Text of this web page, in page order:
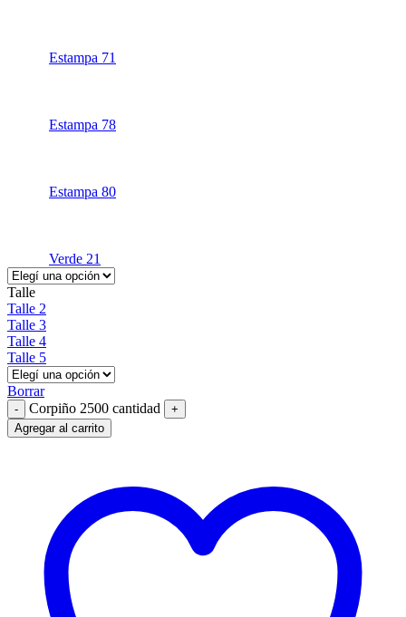
Estampa 71
Estampa 78
Estampa 80
Verde 21
Talle
Talle 2
Talle 3
Talle 4
Talle 5
Borrar
Corpiño 2500 cantidad
Agregar al carrito